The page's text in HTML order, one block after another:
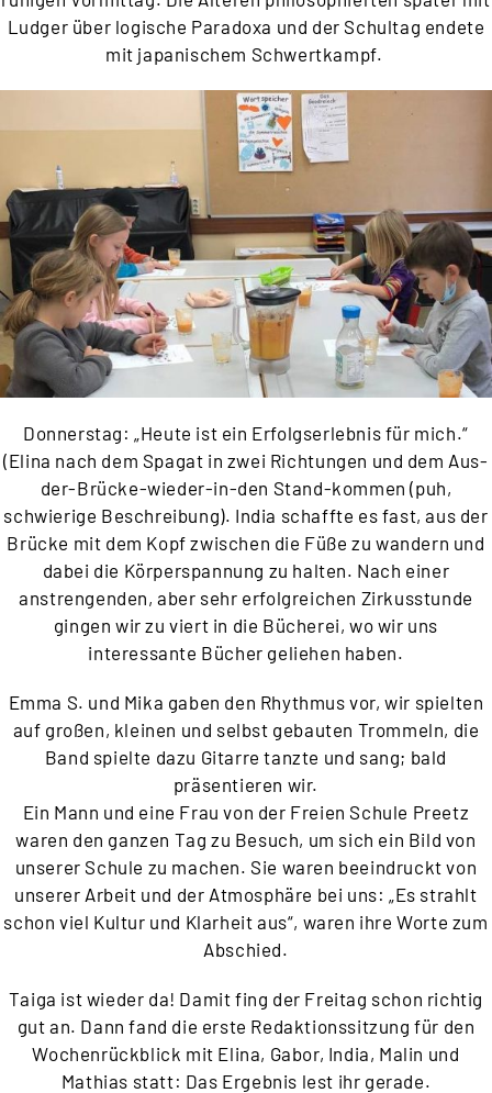
Ludger über logische Paradoxa und der Schultag endete
mit japanischem Schwertkampf.
Donnerstag: „Heute ist ein Erfolgserlebnis für mich.“
(Elina nach dem Spagat in zwei Richtungen und dem Aus-
der-Brücke-wieder-in-den Stand-kommen (puh,
schwierige Beschreibung). India schaffte es fast, aus der
Brücke mit dem Kopf zwischen die Füße zu wandern und
dabei die Körperspannung zu halten. Nach einer
anstrengenden, aber sehr erfolgreichen Zirkusstunde
gingen wir zu viert in die Bücherei, wo wir uns
interessante Bücher geliehen haben.
Emma S. und Mika gaben den Rhythmus vor, wir spielten
auf großen, kleinen und selbst gebauten Trommeln, die
Band spielte dazu Gitarre tanzte und sang; bald
präsentieren wir.
Ein Mann und eine Frau von der Freien Schule Preetz
waren den ganzen Tag zu Besuch, um sich ein Bild von
unserer Schule zu machen. Sie waren beeindruckt von
unserer Arbeit und der Atmosphäre bei uns: „Es strahlt
schon viel Kultur und Klarheit aus“, waren ihre Worte zum
Abschied.
Taiga ist wieder da! Damit fing der Freitag schon richtig
gut an. Dann fand die erste Redaktionssitzung für den
Wochenrückblick mit Elina, Gabor, India, Malin und
Mathias statt: Das Ergebnis lest ihr gerade.